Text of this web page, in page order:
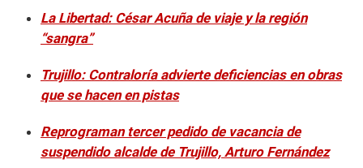
La Libertad: César Acuña de viaje y la región
“sangra”
Trujillo: Contraloría advierte deficiencias en obras
que se hacen en pistas
Reprograman tercer pedido de vacancia de
suspendido alcalde de Trujillo, Arturo Fernández